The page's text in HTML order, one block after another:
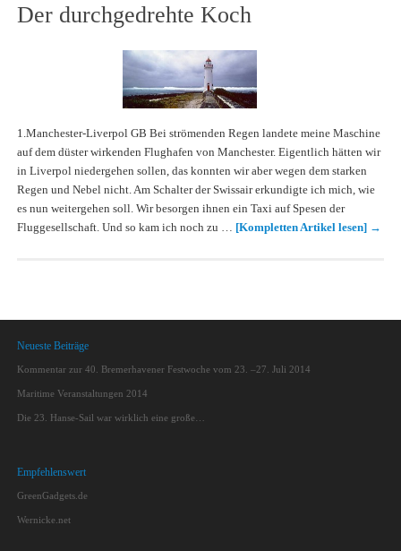
Der durchgedrehte Koch
1.Manchester-Liverpol GB Bei strömenden Regen landete meine Maschine
auf dem düster wirkenden Flughafen von Manchester. Eigentlich hätten wir
in Liverpol niedergehen sollen, das konnten wir aber wegen dem starken
Regen und Nebel nicht. Am Schalter der Swissair erkundigte ich mich, wie
es nun weitergehen soll. Wir besorgen ihnen ein Taxi auf Spesen der
Fluggesellschaft. Und so kam ich noch zu … [Kompletten Artikel lesen] →
Neueste Beiträge
Kommentar zur 40. Bremerhavener Festwoche vom 23. –27. Juli 2014
Maritime Veranstaltungen 2014
Die 23. Hanse-Sail war wirklich eine große…
Empfehlenswert
GreenGadgets.de
Wernicke.net